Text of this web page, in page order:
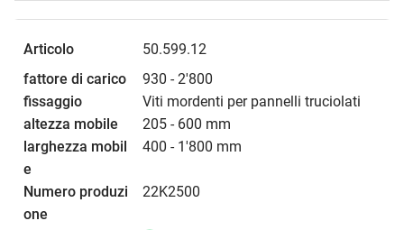
50.599.12
930 - 2'800
Viti mordenti per pannelli truciolati
205 - 600 mm
400 - 1'800 mm
22K2500